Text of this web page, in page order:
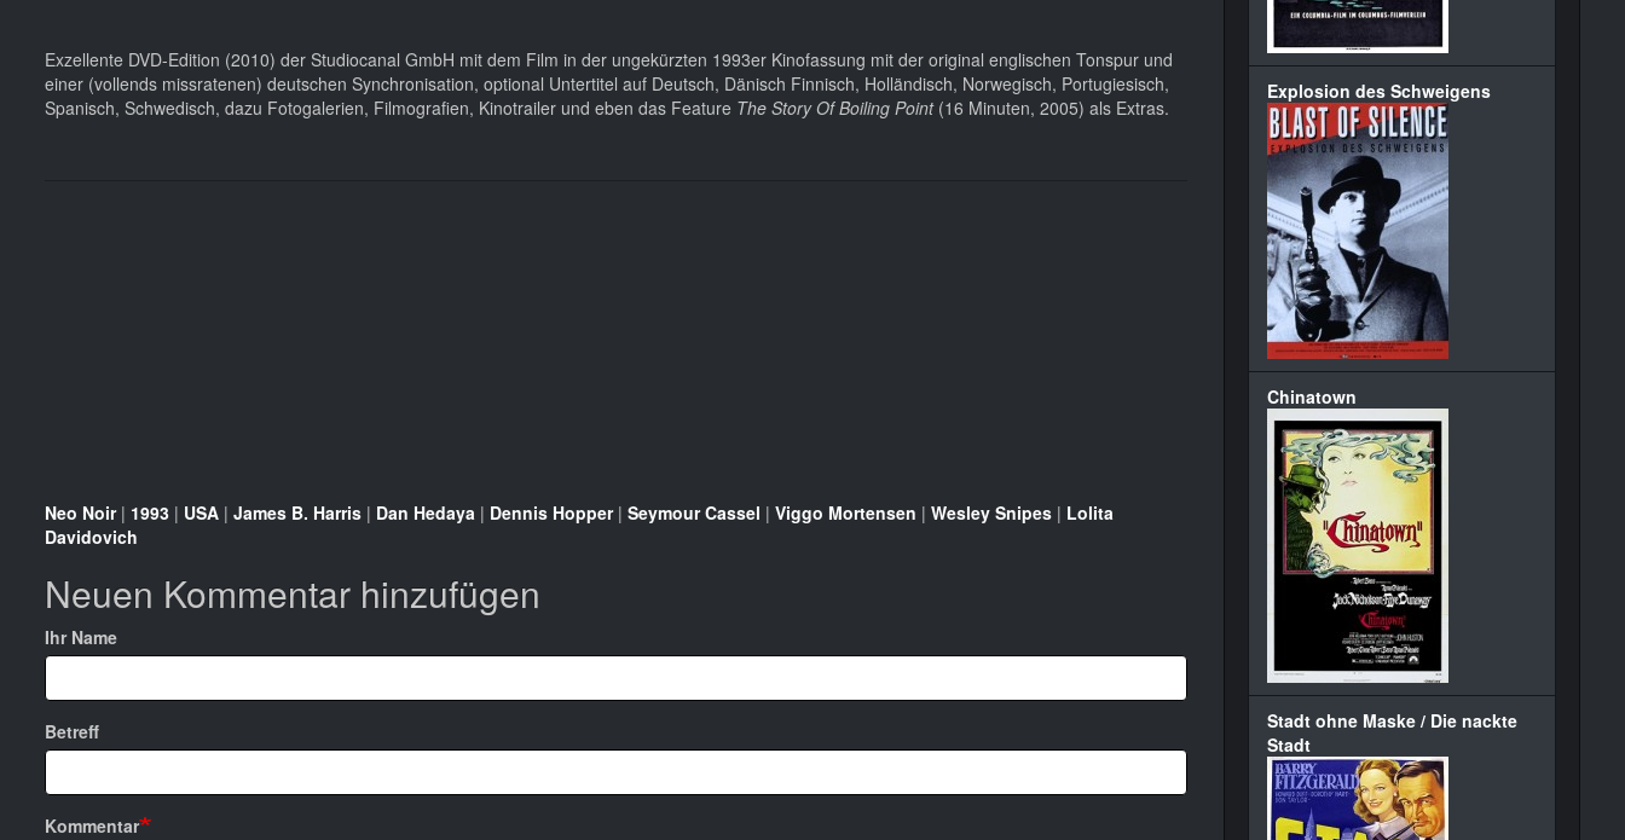
Exzellente DVD-Edition (2010) der Studiocanal GmbH mit dem Film in der ungekürzten 1993er Kinofassung mit der original englischen Tonspur und
einer (vollends missratenen) deutschen Synchronisation, optional Untertitel auf Deutsch, Dänisch Finnisch, Holländisch, Norwegisch, Portugiesisch,
Spanisch, Schwedisch, dazu Fotogalerien, Filmografien, Kinotrailer und eben das Feature The Story Of Boiling Point(16 Minuten, 2005) als Extras.
Neo Noir| 1993 | USA | James B. Harris | Dan Hedaya | Dennis Hopper| Seymour Cassel | Viggo Mortensen | Wesley Snipes | Lolita
Davidovich
Neuen Kommentar hinzufügen
Ihr Name
Betreff
Kommentar
Explosion des Schweigens
Chinatown
Stadt ohne Maske / Die nackte
Stadt